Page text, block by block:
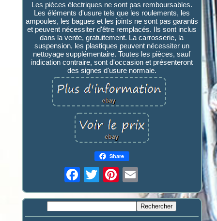
Les pièces électriques ne sont pas remboursables.
Les éléments d'usure tels que les roulements, les
ampoules, les bagues et les joints ne sont pas garantis
et peuvent nécessiter d'être remplacés. Ils sont inclus
dans la vente, gratuitement. La carrosserie, la
suspension, les plastiques peuvent nécessiter un
nettoyage supplémentaire. Toutes les pièces, sauf
indication contraire, sont d'occasion et présenteront
des signes d'usure normale.
Share